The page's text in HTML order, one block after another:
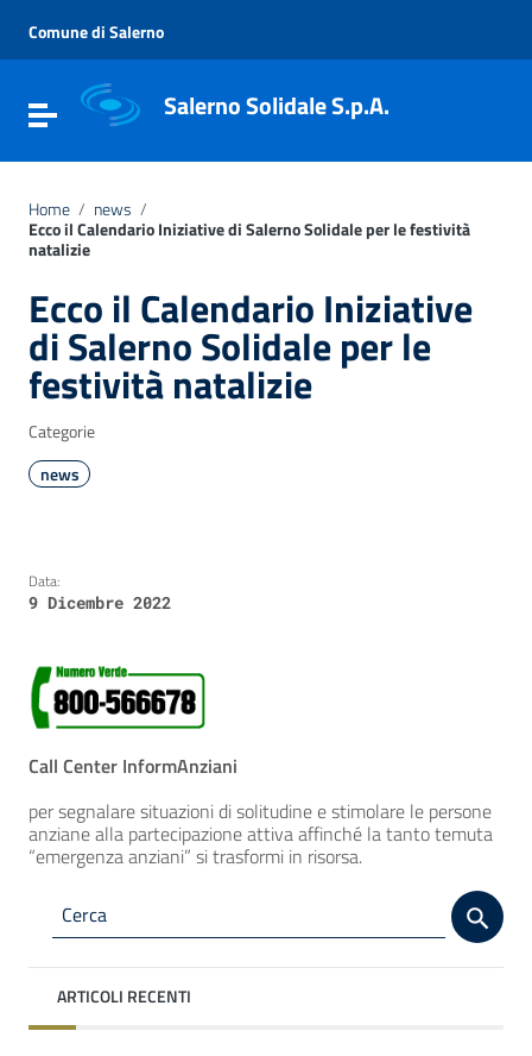
Vai al menu di navigazione
Vai al footer
Comune di Salerno
Attiva / disattiva la navigazione
Salerno Solidale S.p.A.
Home / news /
Ecco il Calendario Iniziative di Salerno Solidale per le festività
natalizie
Ecco il Calendario Iniziative
di Salerno Solidale per le
festività natalizie
Categorie
news
Data:
9 Dicembre 2022
Call Center InformAnziani
per segnalare situazioni di solitudine e stimolare le persone
anziane alla partecipazione attiva affinché la tanto temuta
“emergenza anziani” si trasformi in risorsa.
ARTICOLI RECENTI